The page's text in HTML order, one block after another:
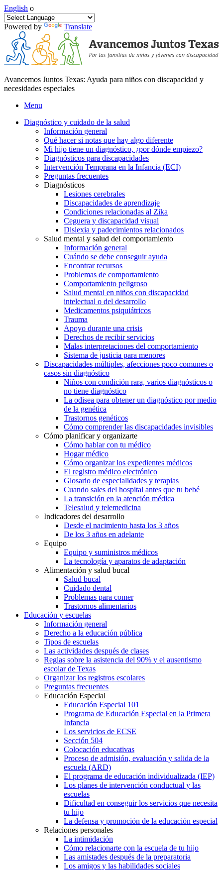
English o
Powered by Translate
Avancemos Juntos Texas: Ayuda para niños con discapacidad y
necesidades especiales
Menu
Diagnóstico y cuidado de la salud
Información general
Qué hacer si notas que hay algo diferente
Mi hijo tiene un diagnóstico, ¿por dónde empiezo?
Diagnósticos para discapacidades
Intervención Temprana en la Infancia (ECI)
Preguntas frecuentes
Diagnósticos
Lesiones cerebrales
Discapacidades de aprendizaje
Condiciones relacionadas al Zika
Ceguera y discapacidad visual
Dislexia y padecimientos relacionados
Salud mental y salud del comportamiento
Información general
Cuándo se debe conseguir ayuda
Encontrar recursos
Problemas de comportamiento
Comportamiento peligroso
Salud mental en niños con discapacidad
intelectual o del desarrollo
Medicamentos psiquiátricos
Trauma
Apoyo durante una crisis
Derechos de recibir servicios
Malas interpretaciones del comportamiento
Sistema de justicia para menores
Discapacidades múltiples, afecciones poco comunes o
casos sin diagnóstico
Niños con condición rara, varios diagnósticos o
no tiene diagnóstico
La odisea para obtener un diagnóstico por medio
de la genética
Trastornos genéticos
Cómo comprender las discapacidades invisibles
Cómo planificar y organizarte
Cómo hablar con tu médico
Hogar médico
Cómo organizar los expedientes médicos
El registro médico electrónico
Glosario de especialidades y terapias
Cuando sales del hospital antes que tu bebé
La transición en la atención médica
Telesalud y telemedicina
Indicadores del desarrollo
Desde el nacimiento hasta los 3 años
De los 3 años en adelante
Equipo
Equipo y suministros médicos
La tecnología y aparatos de adaptación
Alimentación y salud bucal
Salud bucal
Cuidado dental
Problemas para comer
Trastornos alimentarios
Educación y escuelas
Información general
Derecho a la educación pública
Tipos de escuelas
Las actividades después de clases
Reglas sobre la asistencia del 90% y el ausentismo
escolar de Texas
Organizar los registros escolares
Preguntas frecuentes
Educación Especial
Educación Especial 101
Programa de Educación Especial en la Primera
Infancia
Los servicios de ECSE
Sección 504
Colocación educativas
Proceso de admisión, evaluación y salida de la
escuela (ARD)
El programa de educación individualizada (IEP)
Los planes de intervención conductual y las
escuelas
Dificultad en conseguir los servicios que necesita
tu hijo
La defensa y promoción de la educación especial
Relaciones personales
La intimidación
Cómo relacionarte con la escuela de tu hijo
Las amistades después de la preparatoria
Los amigos y las habilidades sociales